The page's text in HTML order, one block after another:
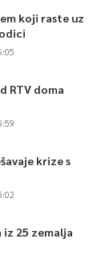
koji raste uz
RTV doma
krize s
25 zemalja